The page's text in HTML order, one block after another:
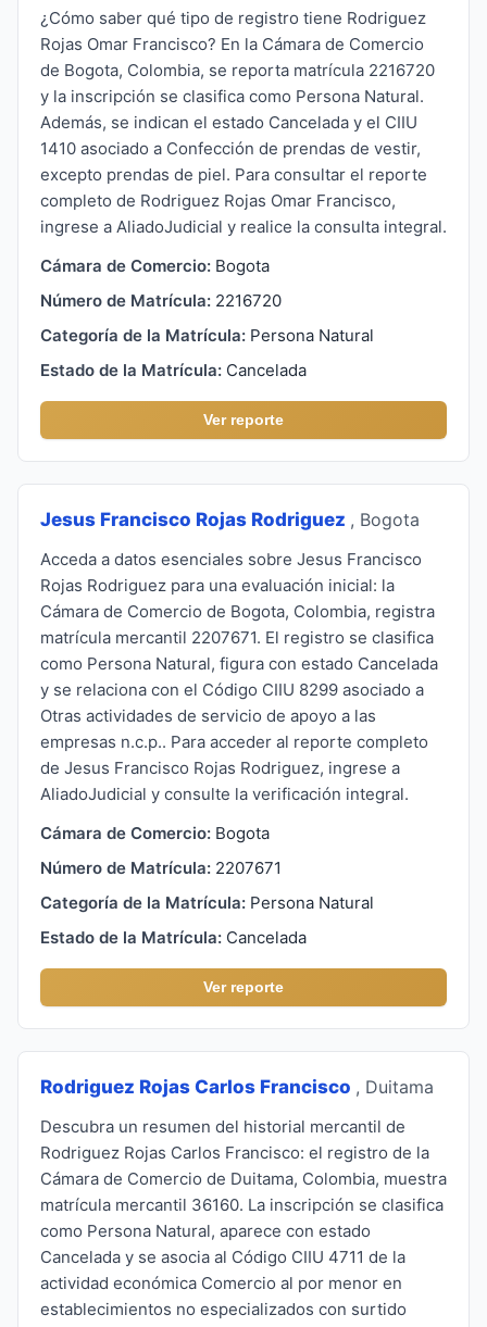
¿Cómo saber qué tipo de registro tiene Rodriguez
Rojas Omar Francisco? En la Cámara de Comercio
de Bogota, Colombia, se reporta matrícula 2216720
y la inscripción se clasifica como Persona Natural.
Además, se indican el estado Cancelada y el CIIU
1410 asociado a Confección de prendas de vestir,
excepto prendas de piel. Para consultar el reporte
completo de Rodriguez Rojas Omar Francisco,
ingrese a AliadoJudicial y realice la consulta integral.
Cámara de Comercio: Bogota
Número de Matrícula: 2216720
Categoría de la Matrícula: Persona Natural
Estado de la Matrícula: Cancelada
Ver reporte
Jesus Francisco Rojas Rodriguez , Bogota
Acceda a datos esenciales sobre Jesus Francisco
Rojas Rodriguez para una evaluación inicial: la
Cámara de Comercio de Bogota, Colombia, registra
matrícula mercantil 2207671. El registro se clasifica
como Persona Natural, figura con estado Cancelada
y se relaciona con el Código CIIU 8299 asociado a
Otras actividades de servicio de apoyo a las
empresas n.c.p.. Para acceder al reporte completo
de Jesus Francisco Rojas Rodriguez, ingrese a
AliadoJudicial y consulte la verificación integral.
Cámara de Comercio: Bogota
Número de Matrícula: 2207671
Categoría de la Matrícula: Persona Natural
Estado de la Matrícula: Cancelada
Ver reporte
Rodriguez Rojas Carlos Francisco , Duitama
Descubra un resumen del historial mercantil de
Rodriguez Rojas Carlos Francisco: el registro de la
Cámara de Comercio de Duitama, Colombia, muestra
matrícula mercantil 36160. La inscripción se clasifica
como Persona Natural, aparece con estado
Cancelada y se asocia al Código CIIU 4711 de la
actividad económica Comercio al por menor en
establecimientos no especializados con surtido